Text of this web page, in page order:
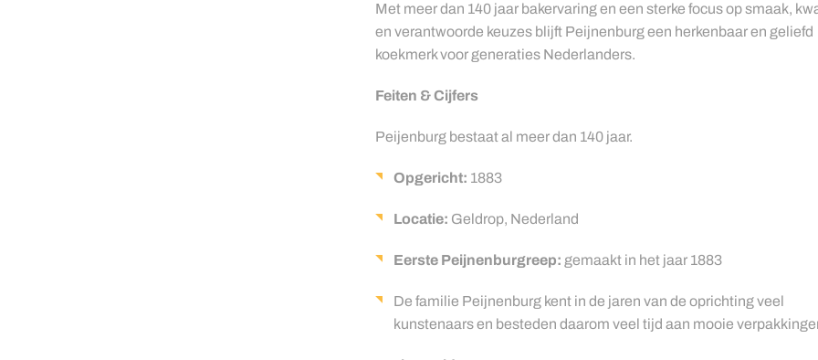
Met meer dan 140 jaar bakervaring en een sterke focus op smaak,
en verantwoorde keuzes blijft Peijnenburg een herkenbaar en geliefd
koekmerk voor generaties Nederlanders.
Feiten & Cijfers
Peijenburg bestaat al meer dan 140 jaar.
Opgericht: 1883
Locatie: Geldrop, Nederland
Eerste Peijnenburgreep: gemaakt in het jaar 1883
De familie Peijnenburg kent in de jaren van de oprichting veel
kunstenaars en besteden daarom veel tijd aan mooie